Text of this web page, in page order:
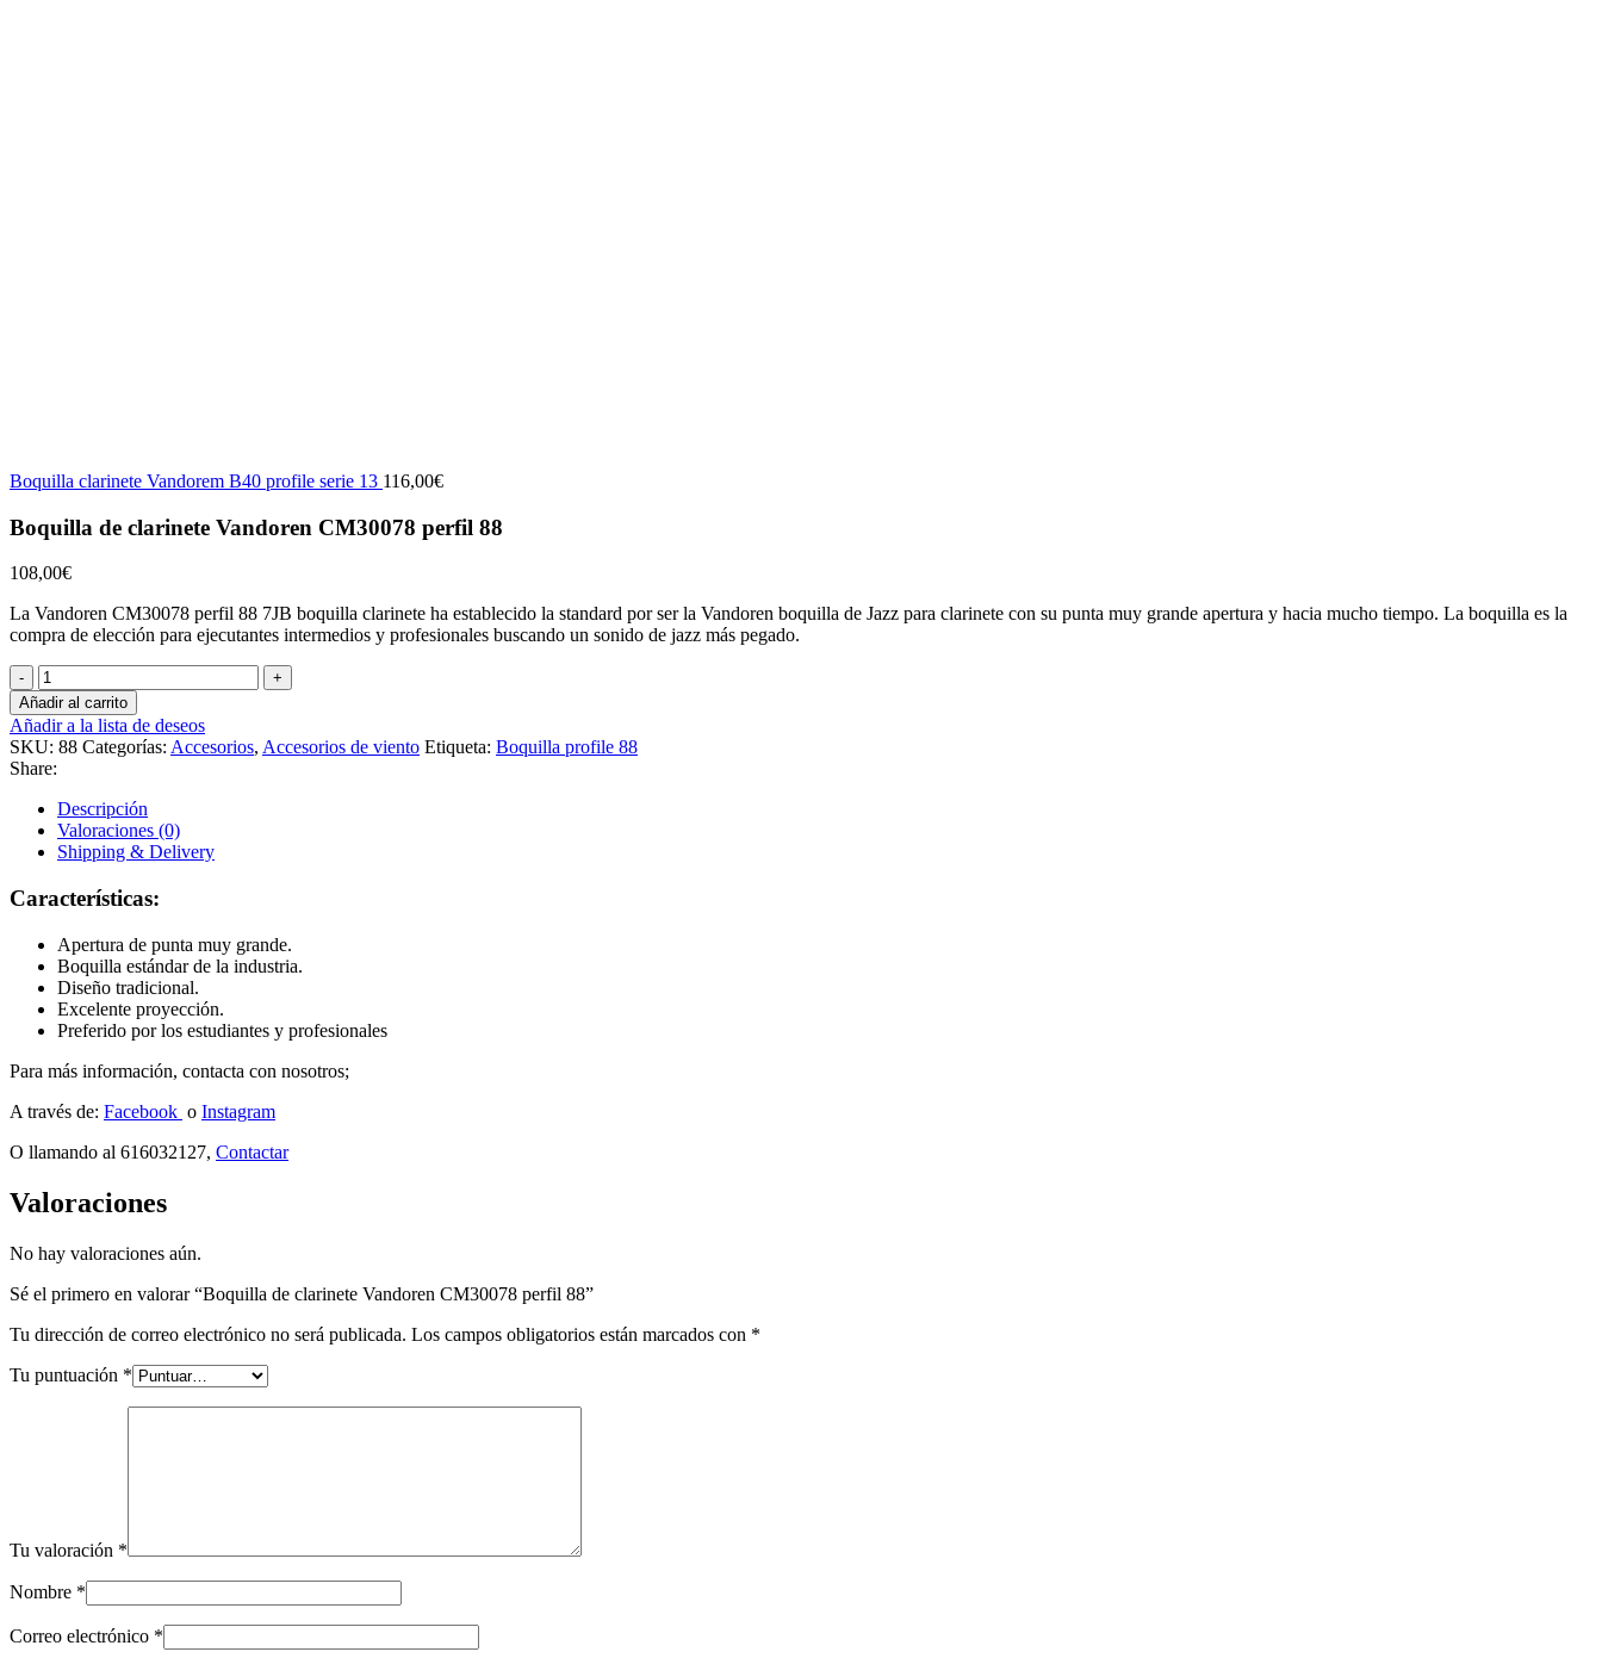
Boquilla clarinete Vandorem B40 profile serie 13 116,00€
Boquilla de clarinete Vandoren CM30078 perfil 88
108,00€
La Vandoren CM30078 perfil 88 7JB boquilla clarinete ha establecido la standard por ser la Vandoren boquilla de Jazz para clarinete con su punta muy grande apertura y hacia mucho tiempo. La boquilla es la
compra de elección para ejecutantes intermedios y profesionales buscando un sonido de jazz más pegado.
Boquilla
de
clarinete
Vandoren
CM30078
perfil
88
cantidad
Añadir al carrito
Añadir a la lista de deseos
SKU: 88 Categorías: Accesorios, Accesorios de viento Etiqueta: Boquilla profile 88
Share:
Descripción
Valoraciones (0)
Shipping & Delivery
Características:
Apertura de punta muy grande.
Boquilla estándar de la industria.
Diseño tradicional.
Excelente proyección.
Preferido por los estudiantes y profesionales
Para más información, contacta con nosotros;
A través de: Facebook o Instagram
O llamando al 616032127, Contactar
Valoraciones
No hay valoraciones aún.
Sé el primero en valorar “Boquilla de clarinete Vandoren CM30078 perfil 88”
Tu dirección de correo electrónico no será publicada. Los campos obligatorios están marcados con *
Tu puntuación *
Tu valoración *
Nombre *
Correo electrónico *